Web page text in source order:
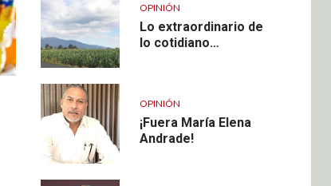
OPINIÓN
Lo extraordinario de
lo cotidiano…
OPINIÓN
¡Fuera María Elena
Andrade!